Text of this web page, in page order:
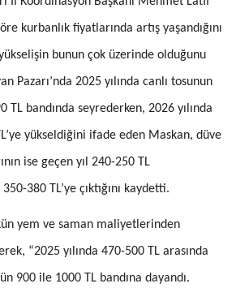
kurbanlık fiyatlarında artış yaşandığını
bunun çok üzerinde olduğunu
Pazarı’nda 2025 yılında canlı tosunun
TL bandında seyrederken, 2026 yılında
yükseldiğini ifade eden Maskan, düve
ise geçen yıl 240-250 TL
380 TL’ye çıktığını kaydetti.
yem ve saman maliyetlerinden
“2025 yılında 470-500 TL arasında
900 ile 1000 TL bandına dayandı.